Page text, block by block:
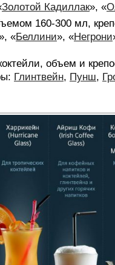
Золотой Кадиллак», «
160-300 мл,
«Беллини», «Негрони
объем и
Глинтвейн, Пунш,